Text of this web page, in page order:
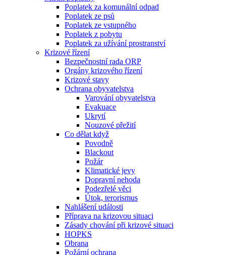
Poplatek za komunální odpad
Poplatek ze psů
Poplatek ze vstupného
Poplatek z pobytu
Poplatek za užívání prostranství
Krizové řízení
Bezpečnostní rada ORP
Orgány krizového řízení
Krizové stavy
Ochrana obyvatelstva
Varování obyvatelstva
Evakuace
Ukrytí
Nouzové přežití
Co dělat když
Povodně
Blackout
Požár
Klimatické jevy
Dopravní nehoda
Podezřelé věci
Útok, terorismus
Nahlášení události
Příprava na krizovou situaci
Zásady chování při krizové situaci
HOPKS
Obrana
Požární ochrana